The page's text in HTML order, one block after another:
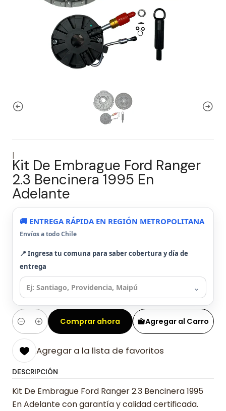
|
Kit De Embrague Ford Ranger
2.3 Bencinera 1995 En
Adelante
🚚 ENTREGA RÁPIDA EN REGIÓN METROPOLITANA
Envíos a todo Chile
📍 Ingresa tu comuna para saber cobertura y día de
entrega
⌄
Cantidad
Agregar al Carro
Comprar ahora
Agregar a la lista de favoritos
DESCRIPCIÓN
Kit De Embrague Ford Ranger 2.3 Bencinera 1995
En Adelante con garantía y calidad certificada.